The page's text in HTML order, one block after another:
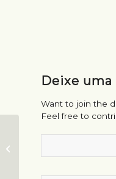
Deixe uma
Want to join the
Feel free to